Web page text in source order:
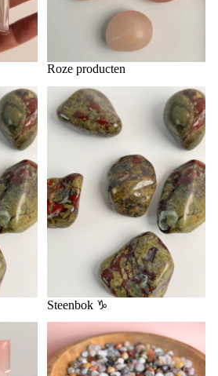
Roze producten
Steenbok ♑️
Steenbok ♑️
Trommelstenen en Scoops